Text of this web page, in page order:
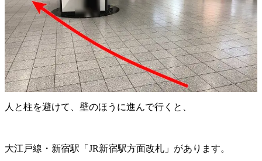
人と柱を避けて、壁のほうに進んで行くと、
大江戸線・新宿駅「JR新宿駅方面改札」があります。